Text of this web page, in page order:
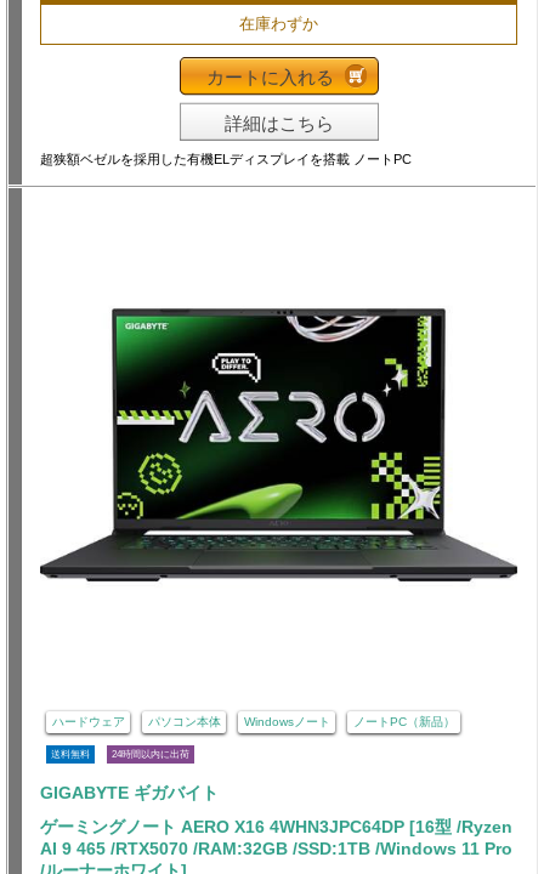
在庫わずか
カートに入れる
詳細はこちら
超狭額ベゼルを採用した有機ELディスプレイを搭載 ノートPC
ハードウェア パソコン本体 Windowsノート ノートPC（新品）
送料無料 24時間以内に出荷
GIGABYTE ギガバイト
ゲーミングノート AERO X16 4WHN3JPC64DP [16型 /Ryzen
AI 9 465 /RTX5070 /RAM:32GB /SSD:1TB /Windows 11 Pro